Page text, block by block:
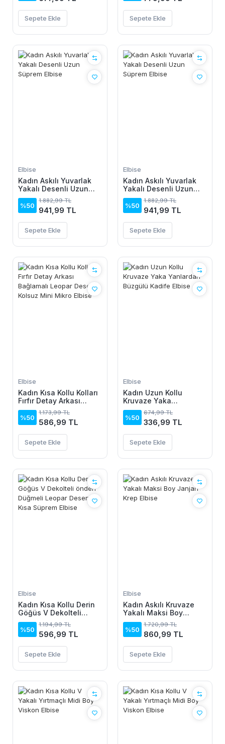
Sepete Ekle Sepete Ekle
Elbise
Kadın Askılı Yuvarlak
Yakalı Desenli Uzun
Süprem Elbise
%50
1.882,99 TL
941,99 TL
Sepete Ekle
Elbise
Kadın Askılı Yuvarlak
Yakalı Desenli Uzun
Süprem Elbise
%50
1.882,99 TL
941,99 TL
Sepete Ekle
Elbise
Kadın Kısa Kollu Kolları
Fırfır Detay Arkası
Bağlamalı Leopar
Desen Kolsuz Mini
Mikro Elbise
%50
1.173,99 TL
586,99 TL
Sepete Ekle
Elbise
Kadın Uzun Kollu
Kruvaze Yaka
Yanlardan Büzgülü
Kadife Elbise
%50
674,99 TL
336,99 TL
Sepete Ekle
Elbise
Kadın Kısa Kollu Derin
Göğüs V Dekolteli
önden Düğmeli Leopar
Desenli Kısa Süprem
Elbise
%50
1.194,99 TL
596,99 TL
Sepete Ekle
Elbise
Kadın Askılı Kruvaze
Yakalı Maksi Boy
Janjan Krep Elbise
%50
1.720,99 TL
860,99 TL
Sepete Ekle